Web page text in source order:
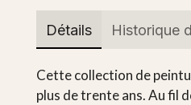
Détails Historique
Cette collection de
plus de trente ans. Au fil